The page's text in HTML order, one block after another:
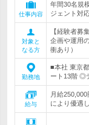
仕事内容
年間30名規
ジェント対
対象と
なる方
【経験者募
企画や運用
衝あり）
勤務地
■本社 東京
ート13階 ◎
給与
月給
により優遇